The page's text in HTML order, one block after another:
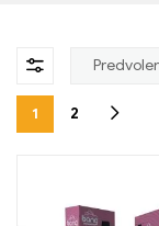
1 2